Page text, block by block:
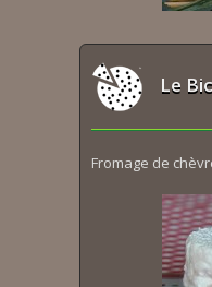
Le
Fromage de